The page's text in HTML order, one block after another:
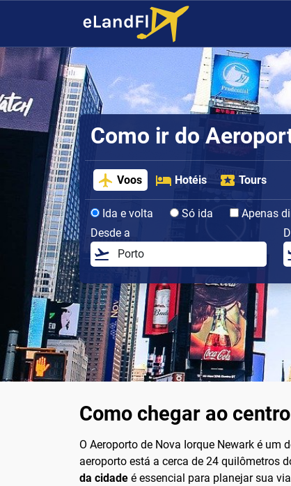
Como ir do
Voos Hotéis Tours
Ida e volta Só ida
Apenas
Desde a
Como chegar ao
O Aeroporto de Nova Iorque Newark é
aeroporto está a cerca de 24 quilômetros
da cidade é essencial para planejar sua